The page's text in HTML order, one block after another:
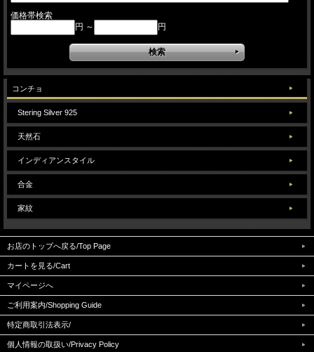
価格帯検索
円 ～
円
コンチョ
Stering Silver 925
天然石
インディアンスタイル
合金
家紋
お店のトップへ戻る/Top Page
カートを見る/Cart
マイページへ
ご利用案内/Shopping Guide
特定商取引法表示/
個人情報の取扱い/Privacy Policy